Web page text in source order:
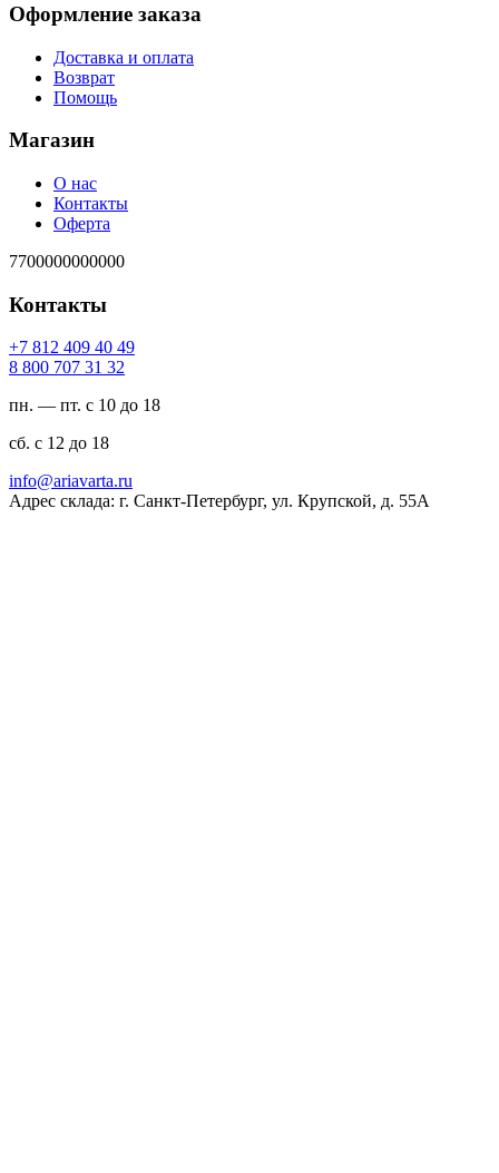
Оформление заказа
Доставка и оплата
Возврат
Помощь
Магазин
О нас
Контакты
Оферта
7700000000000
Контакты
94 04 904 218 7+
23 13 707 008 8
пн. — пт. с 10 до 18
сб. с 12 до 18
ur.atravaira@ofni
Адрес склада: г. Санкт-Петербург, ул. Крупской, д. 55А